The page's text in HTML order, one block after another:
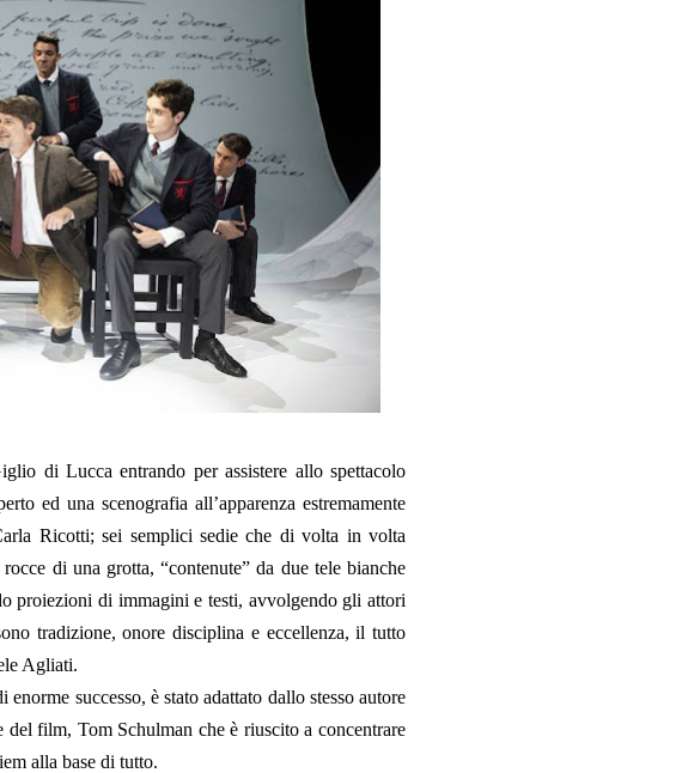
di Lucca entrando per assistere allo spettacolo
ed una scenografia all’apparenza estremamente
Ricotti; sei semplici sedie che di volta in volta
di una grotta, “contenute” da due tele bianche
proiezioni di immagini e testi, avvolgendo gli attori
tradizione, onore disciplina e eccellenza, il tutto
Agliati.
successo, è stato adattato dallo stesso autore
film, Tom Schulman che è riuscito a concentrare
alla base di tutto.